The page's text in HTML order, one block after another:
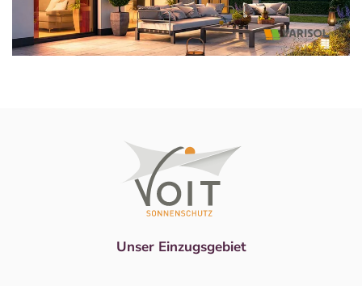
Unser Einzugsgebiet